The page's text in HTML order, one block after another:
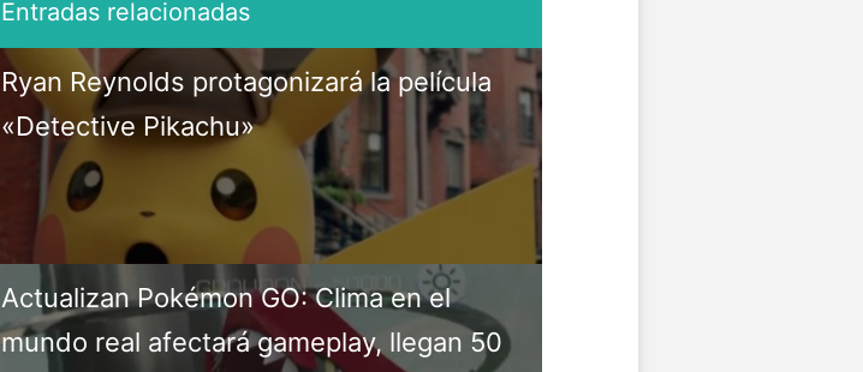
Ryan Reynolds protagonizará la película
«Detective Pikachu»
Actualizan Pokémon GO: Clima en el
mundo real afectará gameplay, llegan 50